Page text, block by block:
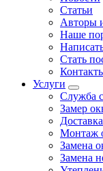
Статьи
Авторы
Нашe
Стать
Услуги
Служба
Замер
Доставка
Монтаж
Замена
Замена